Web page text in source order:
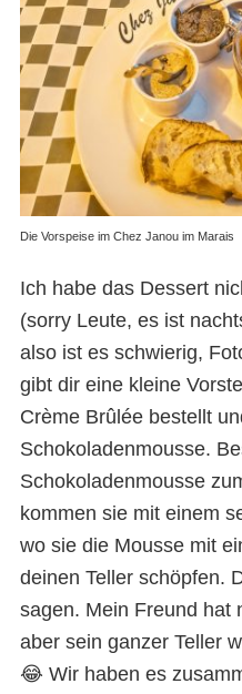
Die Vorspeise im Chez Janou im Marais
Ich habe das Dessert
(sorry Leute, es ist
also ist es schwierig,
gibt dir eine kleine
Crème Brûlée bestellt
Schokoladenmousse.
Schokoladenmousse
kommen sie mit einem
wo sie die Mousse mit
deinen Teller schöpfen.
sagen. Mein Freund hat
aber sein ganzer Teller
😂 Wir haben es